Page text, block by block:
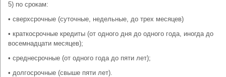
5) по срокам:
• сверхсрочные (суточные, недельные, до трех месяцев)
• краткосрочные кредиты (от одного дня до одного года, иногда до
восемнадцати месяцев);
• среднесрочные (от одного года до пяти лет);
• долгосрочные (свыше пяти лет).